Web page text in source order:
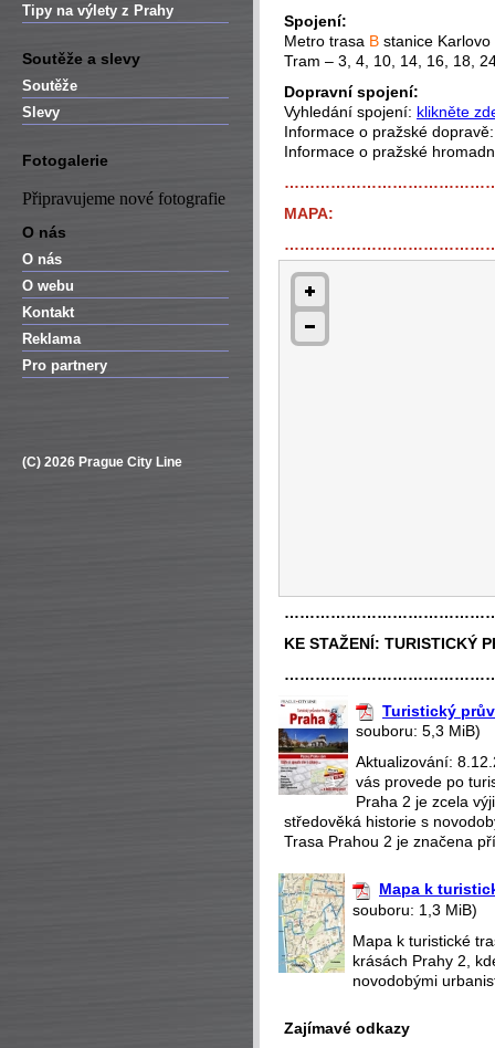
Tipy na výlety z Prahy
Soutěže a slevy
Soutěže
Slevy
Fotogalerie
Připravujeme nové fotografie
O nás
O nás
O webu
Kontakt
Reklama
Pro partnery
(C) 2026 Prague City Line
Spojení:
Metro trasa B stanice
Tram – 3, 4, 10, 14, 16, 18,
Dopravní spojení:
Vyhledání spojení: klikněte
Informace o pražské
Informace o pražské
MAPA:
KE STAŽENÍ: TURISTICKÝ
Turistický
souboru: 5,3 MiB)
Aktualizování:
vás provede po
Praha 2 je zcela
středověká historie s
Trasa Prahou 2 je značena
Mapa k
souboru: 1,3 MiB)
Mapa k turistické
krásách Prahy 2,
novodobými
Zajímavé odkazy